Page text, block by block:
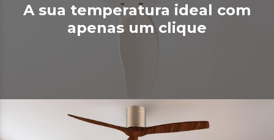
A sua temperatura ideal com
apenas um clique